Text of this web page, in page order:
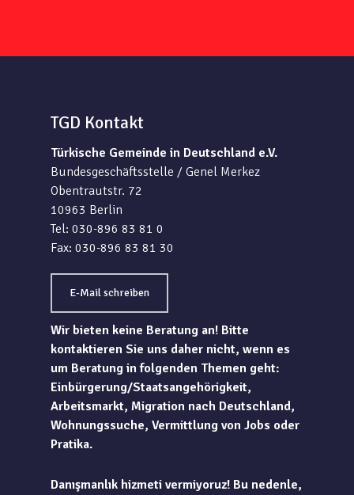
TGD Kontakt
Türkische Gemeinde in Deutschland e.V.
Bundesgeschäftsstelle / Genel Merkez
Obentrautstr. 72
10963 Berlin
Tel: 030-896 83 81 0
Fax: 030-896 83 81 30
E-Mail schreiben
Wir bieten keine Beratung an! Bitte
kontaktieren Sie uns daher nicht, wenn es
um Beratung in folgenden Themen geht:
Einbürgerung/Staatsangehörigkeit,
Arbeitsmarkt, Migration nach Deutschland,
Wohnungssuche, Vermittlung von Jobs oder
Pratika.
Danışmanlık hizmeti vermiyoruz! Bu nedenle,